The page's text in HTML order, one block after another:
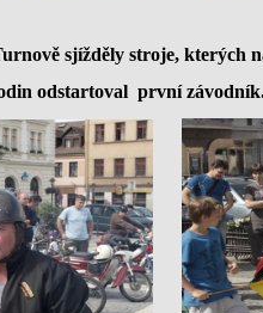
sjížděly stroje, kterých
odstartoval první